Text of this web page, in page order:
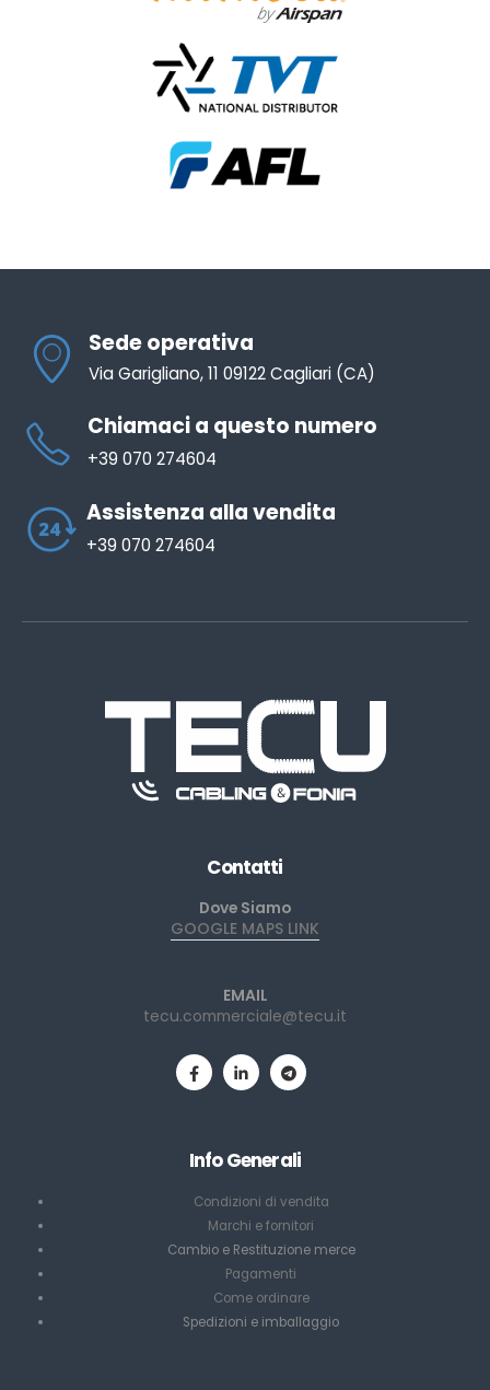
Sede operativa
Via Garigliano, 11 09122 Cagliari (CA)
Chiamaci a questo numero
+39 070 274604
Assistenza alla vendita
+39 070 274604
Contatti
Dove Siamo
GOOGLE MAPS LINK
EMAIL
tecu.commerciale@tecu.it
Info Generali
Condizioni di vendita
Marchi e fornitori
Cambio e Restituzione merce
Pagamenti
Come ordinare
Spedizioni e imballaggio